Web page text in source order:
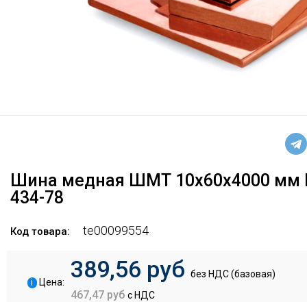
Шина медная ШМТ 10х60х4000 мм
434-78
Код товара: te00099554
i Цена: 389,56 руб без НДС (базовая)
467,47 руб с НДС